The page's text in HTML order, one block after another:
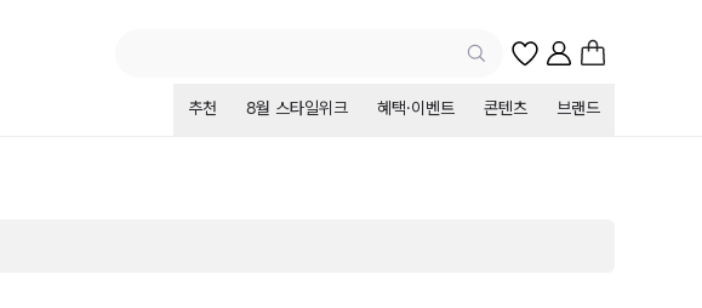
추천 8월 스타일위크 혜택·이벤트 콘텐츠 브랜드